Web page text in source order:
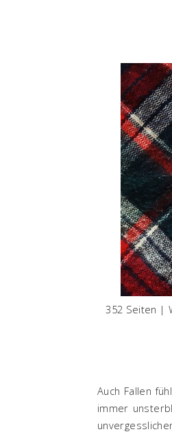
352 Seiten |
Auch Fallen
immer